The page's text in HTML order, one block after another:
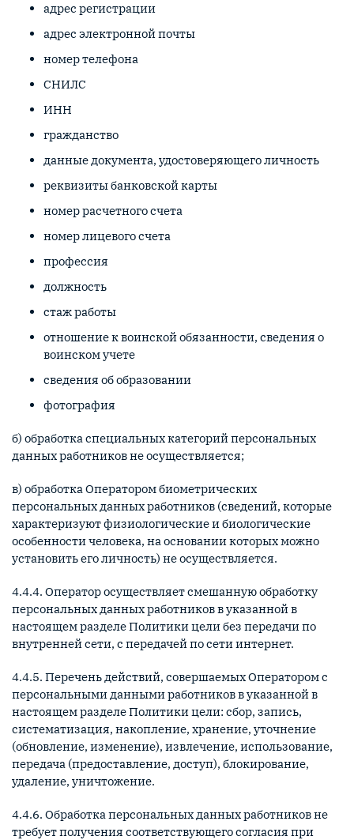
адрес регистрации
адрес электронной почты
номер телефона
СНИЛС
ИНН
гражданство
данные документа, удостоверяющего личность
реквизиты банковской карты
номер расчетного счета
номер лицевого счета
профессия
должность
стаж работы
отношение к воинской обязанности, сведения о
воинском учете
сведения об образовании
фотография
б) обработка специальных категорий персональных
данных работников не осуществляется;
в) обработка Оператором биометрических
персональных данных работников (сведений, которые
характеризуют физиологические и биологические
особенности человека, на основании которых можно
установить его личность) не осуществляется.
4.4.4. Оператор осуществляет смешанную обработку
персональных данных работников в указанной в
настоящем разделе Политики цели без передачи по
внутренней сети, с передачей по сети интернет.
4.4.5. Перечень действий, совершаемых Оператором с
персональными данными работников в указанной в
настоящем разделе Политики цели: сбор, запись,
систематизация, накопление, хранение, уточнение
(обновление, изменение), извлечение, использование,
передача (предоставление, доступ), блокирование,
удаление, уничтожение.
4.4.6. Обработка персональных данных работников не
требует получения соответствующего согласия при